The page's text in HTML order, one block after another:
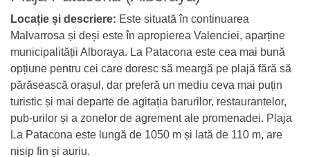
Locație și descriere: Este situată în continuarea
Malvarrosa și deși este în apropierea Valenciei, aparține
municipalității Alboraya. La Patacona este cea mai bună
opțiune pentru cei care doresc să meargă pe plajă fără să
părăsească orașul, dar preferă un mediu ceva mai puțin
turistic și mai departe de agitația barurilor, restaurantelor,
pub-urilor și a zonelor de agrement ale promenadei. Plaja
La Patacona este lungă de 1050 m și lată de 110 m, are
nisip fin și auriu.